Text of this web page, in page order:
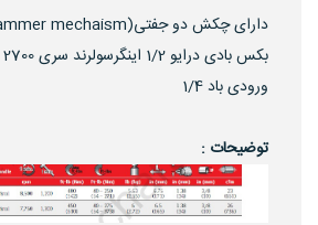
دارای چکش دو جفتی(Twin hammer mechaism)
بکس بادی درایو 1/2 اینگرسولرند سری 2700 دارای بدنه استیل
ورودی باد 1/4
توضیحات :